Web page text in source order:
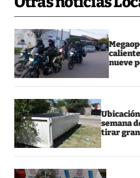
nueve
semana
tirar